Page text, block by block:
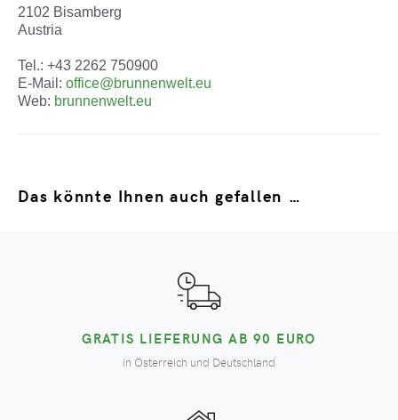
2102 Bisamberg
Austria
Tel.: +43 2262 750900
E-Mail: office@brunnenwelt.eu
Web: brunnenwelt.eu
Das könnte Ihnen auch gefallen …
GRATIS LIEFERUNG AB 90 EURO
in Österreich und Deutschland